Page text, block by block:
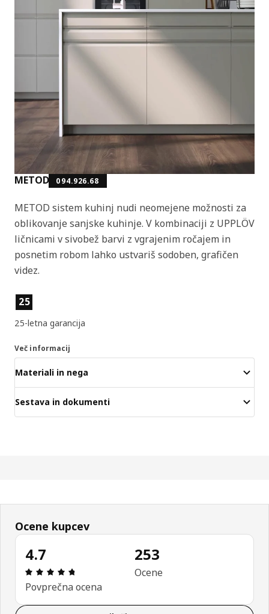
METOD 094.926.68
METOD sistem kuhinj nudi neomejene možnosti za
oblikovanje sanjske kuhinje. V kombinaciji z UPPLÖV
ličnicami v sivobež barvi z vgrajenim ročajem in
posnetim robom lahko ustvariš sodoben, grafičen
videz.
Lastnosti izdelka
25
25-letna garancija
Več informacij
Materiali in nega
Sestava in dokumenti
Ocene kupcev
4.7
Ocena in komentar: 4.7 od skupno 5 zvezdic.
Povprečna ocena
253
Ocene